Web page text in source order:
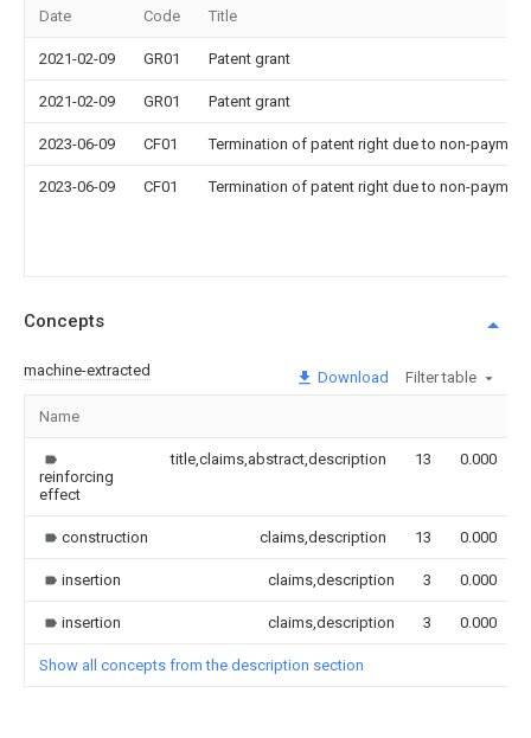
Date Code Title
2021-02-09 GR01 Patent grant
2021-02-09 GR01 Patent grant
2023-06-09 CF01 Termination of patent right due to non-
2023-06-09 CF01 Termination of patent right due to non-
Concepts
machine-extracted Download Filter table
Name
reinforcing
effect
title,claims,abstract,description 13 0.000
construction claims,description 13 0.000
insertion claims,description 3 0.000
insertion claims,description 3 0.000
Show all concepts from the description section